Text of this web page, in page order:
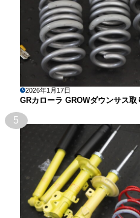
2026年1月17日
GRカローラ GROWダウンサス
5